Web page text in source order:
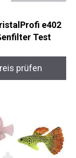
e402
Test
prüfen